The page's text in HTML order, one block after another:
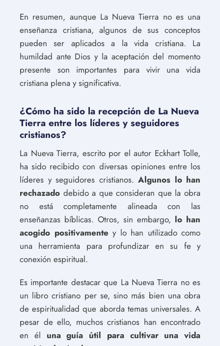
En resumen, aunque La Nueva Tierra no es una
enseñanza cristiana, algunos de sus conceptos
pueden ser aplicados a la vida cristiana. La
humildad ante Dios y la aceptación del momento
presente son importantes para vivir una vida
cristiana plena y significativa.
¿Cómo ha sido la recepción de La Nueva
Tierra entre los líderes y seguidores
cristianos?
La Nueva Tierra, escrito por el autor Eckhart Tolle,
ha sido recibido con diversas opiniones entre los
líderes y seguidores cristianos. Algunos lo han
rechazado debido a que consideran que la obra
no está completamente alineada con las
enseñanzas bíblicas. Otros, sin embargo, lo han
acogido positivamente y lo han utilizado como
una herramienta para profundizar en su fe y
conexión espiritual.
Es importante destacar que La Nueva Tierra no es
un libro cristiano per se, sino más bien una obra
de espiritualidad que aborda temas universales. A
pesar de ello, muchos cristianos han encontrado
en él una guía útil para cultivar una vida